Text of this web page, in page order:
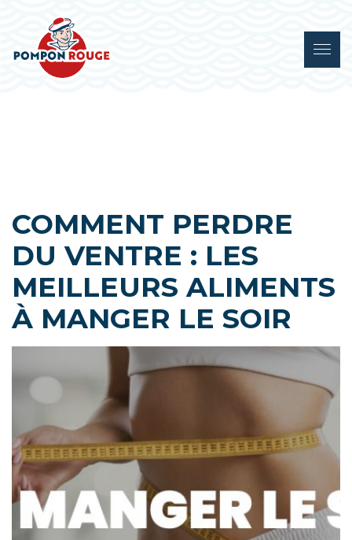
COMMENT PERDRE
DU VENTRE : LES
MEILLEURS ALIMENTS
À MANGER LE SOIR